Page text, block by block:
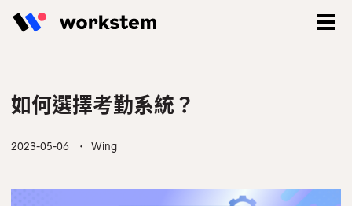
如何選擇考勤系統？
2023-05-06 ・ Wing